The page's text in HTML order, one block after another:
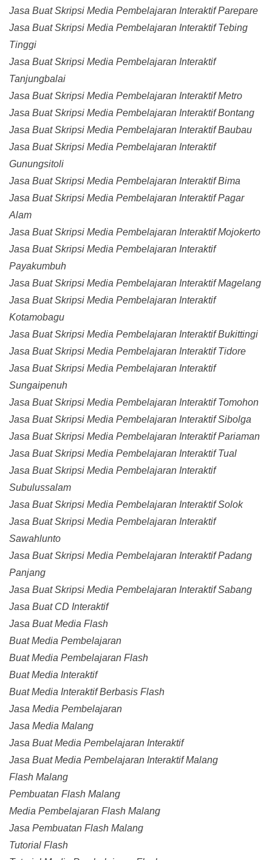
Jasa Buat Skripsi Media Pembelajaran Interaktif Parepare
Jasa Buat Skripsi Media Pembelajaran Interaktif Tebing
Tinggi
Jasa Buat Skripsi Media Pembelajaran Interaktif
Tanjungbalai
Jasa Buat Skripsi Media Pembelajaran Interaktif Metro
Jasa Buat Skripsi Media Pembelajaran Interaktif Bontang
Jasa Buat Skripsi Media Pembelajaran Interaktif Baubau
Jasa Buat Skripsi Media Pembelajaran Interaktif
Gunungsitoli
Jasa Buat Skripsi Media Pembelajaran Interaktif Bima
Jasa Buat Skripsi Media Pembelajaran Interaktif Pagar
Alam
Jasa Buat Skripsi Media Pembelajaran Interaktif Mojokerto
Jasa Buat Skripsi Media Pembelajaran Interaktif
Payakumbuh
Jasa Buat Skripsi Media Pembelajaran Interaktif Magelang
Jasa Buat Skripsi Media Pembelajaran Interaktif
Kotamobagu
Jasa Buat Skripsi Media Pembelajaran Interaktif Bukittingi
Jasa Buat Skripsi Media Pembelajaran Interaktif Tidore
Jasa Buat Skripsi Media Pembelajaran Interaktif
Sungaipenuh
Jasa Buat Skripsi Media Pembelajaran Interaktif Tomohon
Jasa Buat Skripsi Media Pembelajaran Interaktif Sibolga
Jasa Buat Skripsi Media Pembelajaran Interaktif Pariaman
Jasa Buat Skripsi Media Pembelajaran Interaktif Tual
Jasa Buat Skripsi Media Pembelajaran Interaktif
Subulussalam
Jasa Buat Skripsi Media Pembelajaran Interaktif Solok
Jasa Buat Skripsi Media Pembelajaran Interaktif
Sawahlunto
Jasa Buat Skripsi Media Pembelajaran Interaktif Padang
Panjang
Jasa Buat Skripsi Media Pembelajaran Interaktif Sabang
Jasa Buat CD Interaktif
Jasa Buat Media Flash
Buat Media Pembelajaran
Buat Media Pembelajaran Flash
Buat Media Interaktif
Buat Media Interaktif Berbasis Flash
Jasa Media Pembelajaran
Jasa Media Malang
Jasa Buat Media Pembelajaran Interaktif
Jasa Buat Media Pembelajaran Interaktif Malang
Flash Malang
Pembuatan Flash Malang
Media Pembelajaran Flash Malang
Jasa Pembuatan Flash Malang
Tutorial Flash